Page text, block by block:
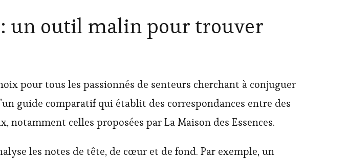
un outil malin pour trouver
pour tous les passionnés de senteurs cherchant à conjuguer
guide comparatif qui établit des correspondances entre des
celles proposées par La Maison des Essences.
les notes de tête, de cœur et de fond. Par exemple, un